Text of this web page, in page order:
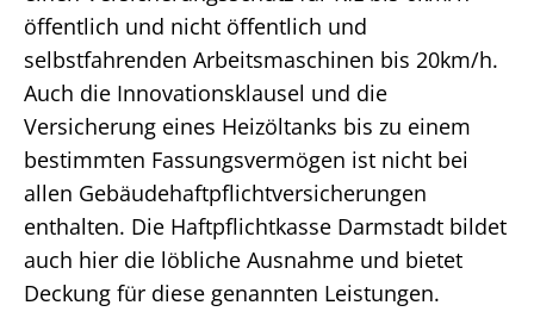
öffentlich und nicht öffentlich und
selbstfahrenden Arbeitsmaschinen bis 20km/h.
Auch die Innovationsklausel und die
Versicherung eines Heizöltanks bis zu einem
bestimmten Fassungsvermögen ist nicht bei
allen Gebäudehaftpflichtversicherungen
enthalten. Die Haftpflichtkasse Darmstadt bildet
auch hier die löbliche Ausnahme und bietet
Deckung für diese genannten Leistungen.